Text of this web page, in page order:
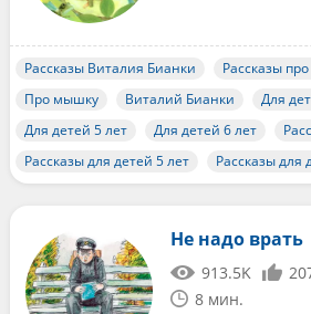
Рассказы Виталия Бианки
Рассказы
Про мышку
Виталий Бианки
Для
Для детей 5 лет
Для детей 6 лет
Рассказы для детей 5 лет
Рассказы для
Не надо врать
913.5K
8 мин.